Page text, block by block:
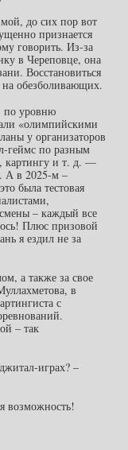
до сих пор вот
признается
говорить. Из-за
в Череповце, она
Восстановиться
на обезболивающих.
по уровню
«олимпийскими
у организаторов
геймс по разным
картингу и т. д. —
А в 2025-м –
была тестовая
– каждый все
Плюс призовой
я ездил не за
а также за свое
в
с
– так
играх? –
возможность!